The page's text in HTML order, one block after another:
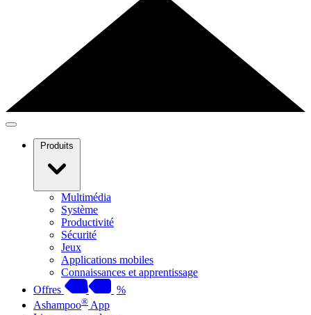
Produits
Multimédia
Système
Productivité
Sécurité
Jeux
Applications mobiles
Connaissances et apprentissage
Offres
%
Ashampoo® App